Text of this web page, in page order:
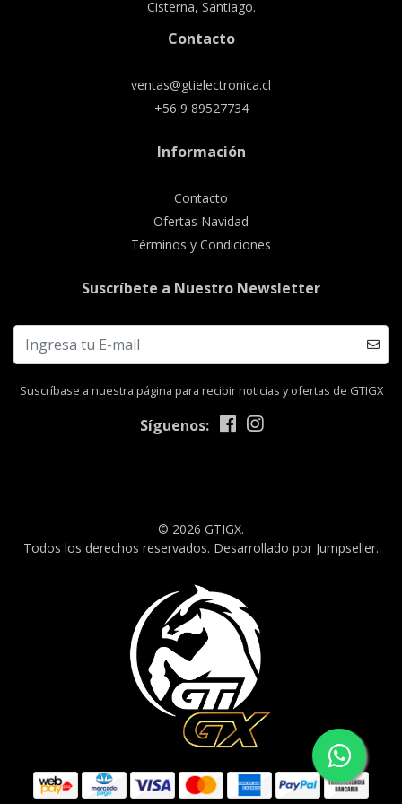
Cisterna, Santiago.
Contacto
ventas@gtielectronica.cl
+56 9 89527734
Información
Contacto
Ofertas Navidad
Términos y Condiciones
Suscríbete a Nuestro Newsletter
Suscríbase a nuestra página para recibir noticias y ofertas de GTIGX
Síguenos:
© 2026 GTIGX.
Todos los derechos reservados. Desarrollado por Jumpseller.